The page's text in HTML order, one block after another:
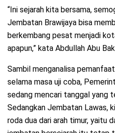
“Ini sejarah kita bersama,
Jembatan Brawijaya bisa
berkembang pesat menjadi
apapun,” kata Abdullah Abu
Sambil menganalisa
selama masa uji coba,
sedang mencari tanggal yang
Sedangkan Jembatan Lawas,
roda dua dari arah timur, yaitu